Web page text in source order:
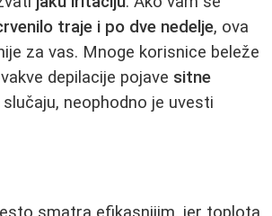
traje i po dve nedelje, ova
za vas. Mnoge korisnice beleže
depilacije pojave sitne
neophodno je uvesti
smatra efikasnijim, jer toplota